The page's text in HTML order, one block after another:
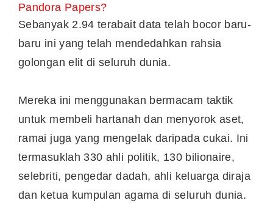
Pandora Papers?
Sebanyak 2.94 terabait data telah bocor baru-
baru ini yang telah mendedahkan rahsia
golongan elit di seluruh dunia.
Mereka ini menggunakan bermacam taktik
untuk membeli hartanah dan menyorok aset,
ramai juga yang mengelak daripada cukai. Ini
termasuklah 330 ahli politik, 130 bilionaire,
selebriti, pengedar dadah, ahli keluarga diraja
dan ketua kumpulan agama di seluruh dunia.